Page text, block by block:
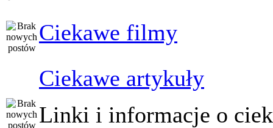
Ciekawe filmy
Ciekawe artykuły
Linki i informacje o